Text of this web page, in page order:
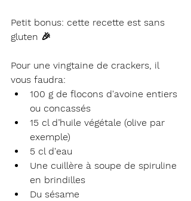
Petit bonus: cette recette est sans
gluten 🎉
Pour une vingtaine de crackers, il
vous faudra:
100 g de flocons d'avoine entiers
ou concassés
15 cl d’huile végétale (olive par
exemple)
5 cl d'eau
Une cuillère à soupe de spiruline
en brindilles
Du sésame